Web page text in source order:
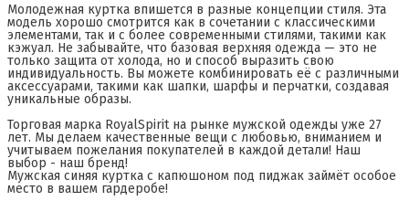
Молодежная куртка впишется в разные концепции стиля. Эта
модель хорошо смотрится как в сочетании с классическими
элементами, так и с более современными стилями, такими как
кэжуал. Не забывайте, что базовая верхняя одежда — это не
только защита от холода, но и способ выразить свою
индивидуальность. Вы можете комбинировать её с различными
аксессуарами, такими как шапки, шарфы и перчатки, создавая
уникальные образы.
Торговая марка RoyalSpirit на рынке мужской одежды уже 27
лет. Мы делаем качественные вещи с любовью, вниманием и
учитываем пожелания покупателей в каждой детали! Наш
выбор - наш бренд!
Мужская синяя куртка с капюшоном под пиджак займёт особое
место в вашем гардеробе!